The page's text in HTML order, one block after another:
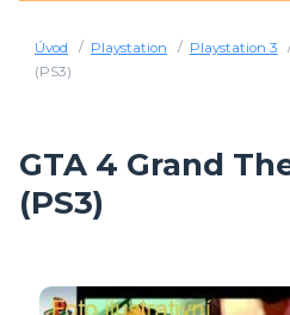
Úvod Playstation Playstation 3
(PS3)
GTA 4 Grand
(PS3)